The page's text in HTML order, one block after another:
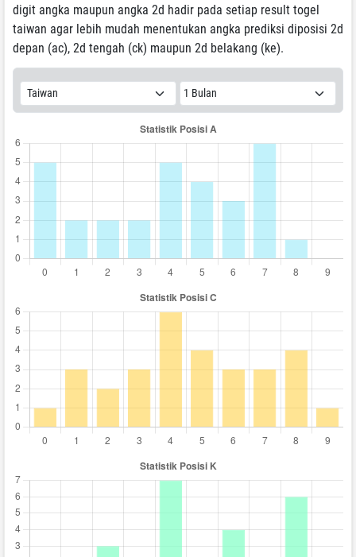
digit angka maupun angka 2d hadir pada setiap result togel
taiwan agar lebih mudah menentukan angka prediksi diposisi 2d
depan (ac), 2d tengah (ck) maupun 2d belakang (ke).